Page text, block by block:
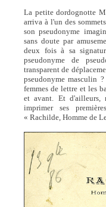
La petite dordognotte
arriva à l'un des
son pseudonyme
sans doute par
deux fois à sa
pseudonyme de
transparent de
pseudonyme masculin
femmes de lettre et les
et avant. Et d'ailleurs,
imprimer ses
« Rachilde, Homme de